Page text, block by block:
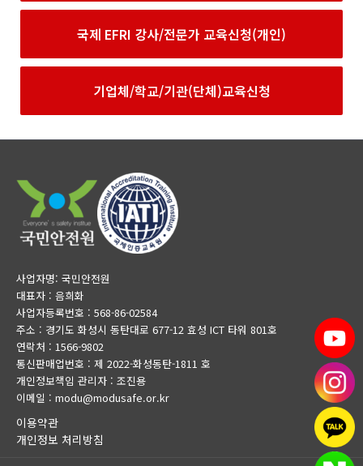
국제 EFRI 강사/전문가 교육신청(개인)
기업체/학교/기관(단체)교육신청
사업자명: 국민안전원
대표자 : 음희화
사업자등록번호 : 568-86-02584
주소 : 경기도 화성시 동탄대로 677-12 효성 ICT 타워 801호
연락처 : 1566-9802
통신판매업번호 : 제 2022-화성동탄-1811 호
개인정보책임 관리자 : 조진용
이메일 : modu@modusafe.or.kr
이용약관
개인정보 처리방침